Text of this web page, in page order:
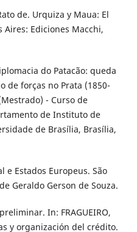
de. Urquiza y Maua: El
Aires: Ediciones Macchi,
do Patacão: queda
de forças no Prata (1850-
- Curso de
de Instituto de
de Brasília, Brasília,
e Estados Europeus. São
Geraldo Gerson de Souza.
In: FRAGUEIRO,
y organización del crédito.